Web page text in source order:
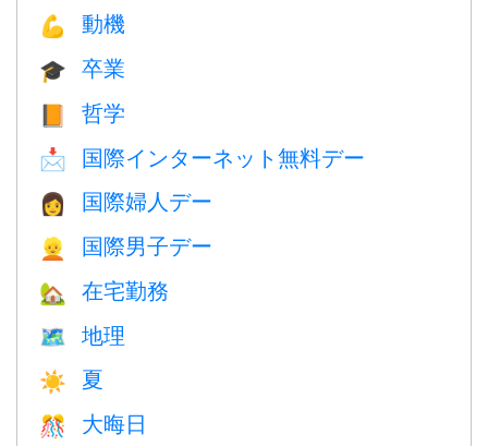
💪 動機
🎓 卒業
📙 哲学
📩 国際インターネット無料デー
👩 国際婦人デー
👱 国際男子デー
🏡 在宅勤務
🗺 地理
☀️ 夏
🎊 大晦日